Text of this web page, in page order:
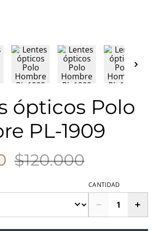
ópticos Polo
PL-1909
$120.000
CANTIDAD